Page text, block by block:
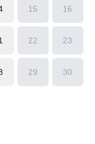
15 16
22 23
29 30